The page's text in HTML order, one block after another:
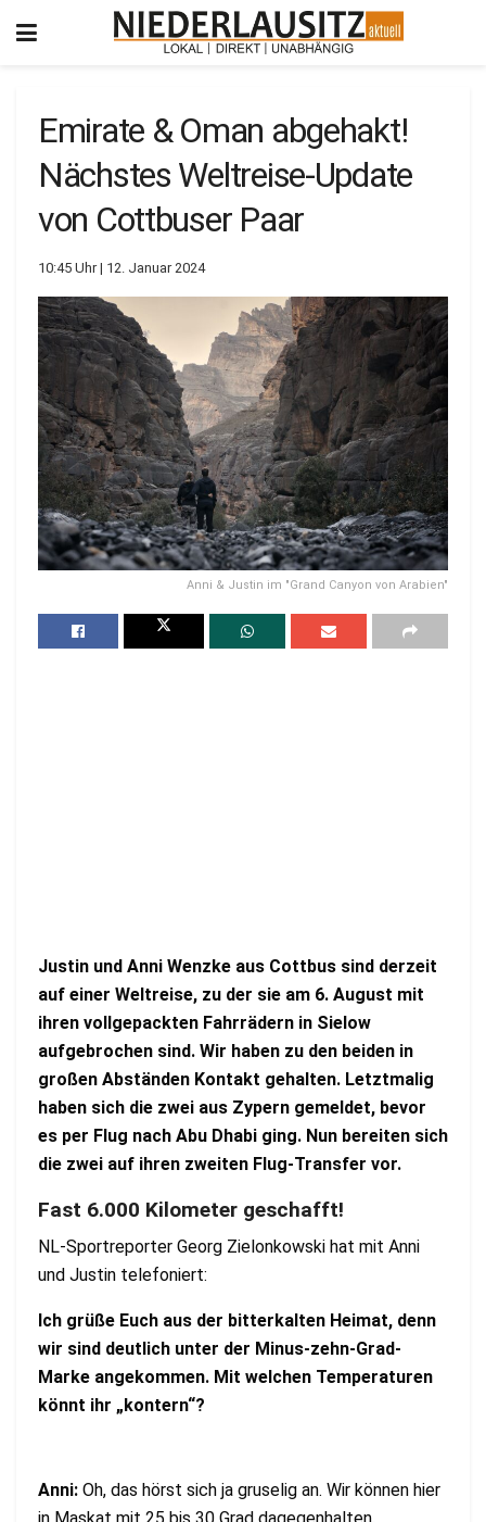
Emirate & Oman abgehakt!
Nächstes Weltreise-Update
von Cottbuser Paar
10:45 Uhr | 12. Januar 2024
Anni & Justin im "Grand Canyon von Arabien"
Justin und Anni Wenzke aus Cottbus sind derzeit
auf einer Weltreise, zu der sie am 6. August mit
ihren vollgepackten Fahrrädern in Sielow
aufgebrochen sind. Wir haben zu den beiden in
großen Abständen Kontakt gehalten. Letztmalig
haben sich die zwei aus Zypern gemeldet, bevor
es per Flug nach Abu Dhabi ging. Nun bereiten sich
die zwei auf ihren zweiten Flug-Transfer vor.
Fast 6.000 Kilometer geschafft!
NL-Sportreporter Georg Zielonkowski hat mit Anni
und Justin telefoniert:
Ich grüße Euch aus der bitterkalten Heimat, denn
wir sind deutlich unter der Minus-zehn-Grad-
Marke angekommen. Mit welchen Temperaturen
könnt ihr „kontern“?
Anni: Oh, das hörst sich ja gruselig an. Wir können hier